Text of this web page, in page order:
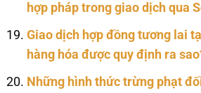
hợp pháp trong giao dịch qua
Giao dịch hợp đồng tương lai
hàng hóa được quy định ra
Những hình thức trừng phạt